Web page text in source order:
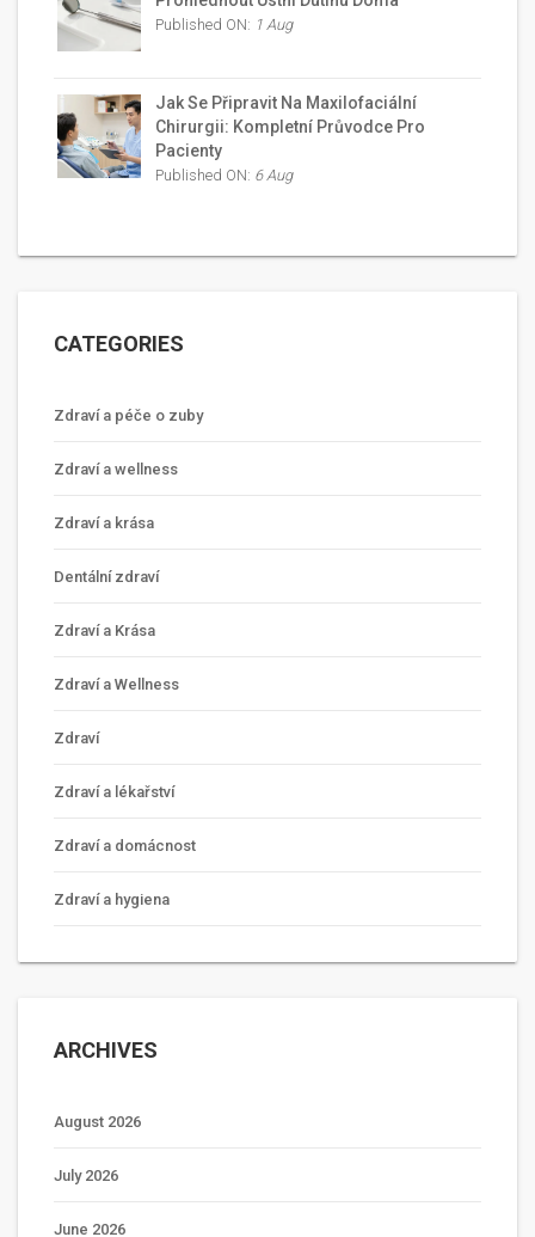
Published ON: 1 Aug
Jak Se Připravit Na Maxilofaciální
Chirurgii: Kompletní Průvodce Pro
Pacienty
Published ON: 6 Aug
CATEGORIES
Zdraví a péče o zuby
Zdraví a wellness
Zdraví a krása
Dentální zdraví
Zdraví a Krása
Zdraví a Wellness
Zdraví
Zdraví a lékařství
Zdraví a domácnost
Zdraví a hygiena
ARCHIVES
August 2026
July 2026
June 2026